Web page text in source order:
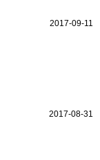
2017-09-11
2017-08-31